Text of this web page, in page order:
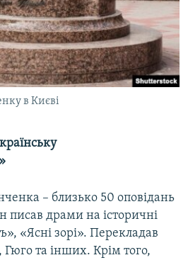
в Києві
– близько 50 оповідань
писав драми на історичні
«Ясні зорі». Перекладав
та інших. Крім того,